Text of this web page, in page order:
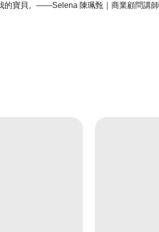
的寶貝。——Selena 陳珮甄｜商業顧問講師